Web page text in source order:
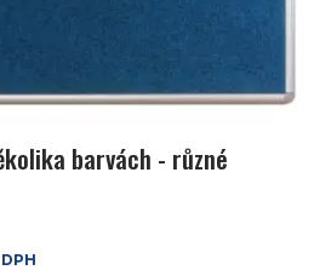
barvách - různé